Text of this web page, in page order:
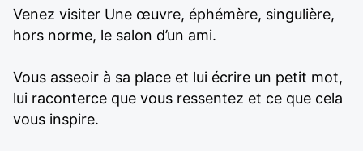
Venez visiter Une œuvre, éphémère, singulière,
hors norme, le salon d’un ami.
Vous asseoir à sa place et lui écrire un petit mot,
lui raconterce que vous ressentez et ce que cela
vous inspire.